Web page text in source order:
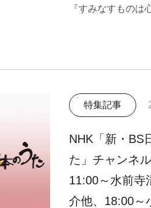
『すみなすもの
特集記事
NHK「新・BS
た」チャンネ
11:00～水前寺
介他、18:00～